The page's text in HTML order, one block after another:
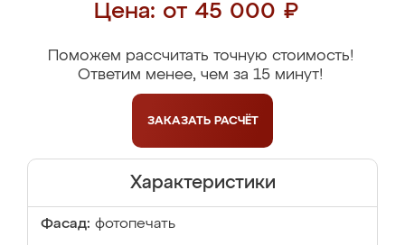
Цена: от 45 000 ₽
Поможем рассчитать точную стоимость!
Ответим менее, чем за 15 минут!
ЗАКАЗАТЬ РАСЧЁТ
Характеристики
Фасад: фотопечать